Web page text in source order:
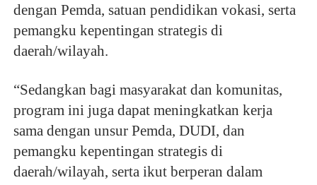
dengan Pemda, satuan pendidikan vokasi, serta
pemangku kepentingan strategis di
daerah/wilayah.
“Sedangkan bagi masyarakat dan komunitas,
program ini juga dapat meningkatkan kerja
sama dengan unsur Pemda, DUDI, dan
pemangku kepentingan strategis di
daerah/wilayah, serta ikut berperan dalam